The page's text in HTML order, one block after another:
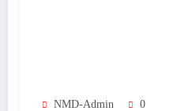
NMD-Admin 0